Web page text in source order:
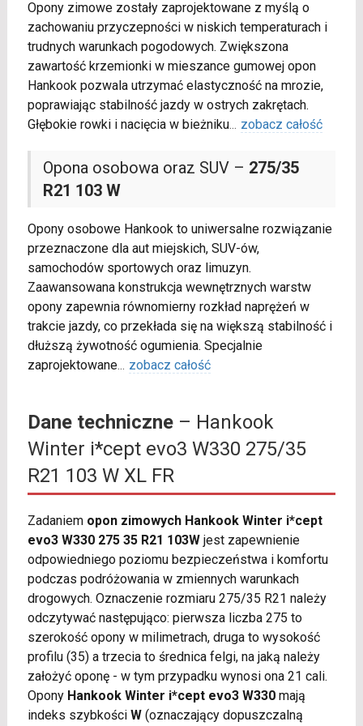
Opony zimowe zostały zaprojektowane z myślą o
zachowaniu przyczepności w niskich temperaturach i
trudnych warunkach pogodowych. Zwiększona
zawartość krzemionki w mieszance gumowej opon
Hankook pozwala utrzymać elastyczność na mrozie,
poprawiając stabilność jazdy w ostrych zakrętach.
Głębokie rowki i nacięcia w bieżniku... zobacz całość
Opona osobowa oraz SUV – 275/35
R21 103 W
Opony osobowe Hankook to uniwersalne rozwiązanie
przeznaczone dla aut miejskich, SUV-ów,
samochodów sportowych oraz limuzyn.
Zaawansowana konstrukcja wewnętrznych warstw
opony zapewnia równomierny rozkład naprężeń w
trakcie jazdy, co przekłada się na większą stabilność i
dłuższą żywotność ogumienia. Specjalnie
zaprojektowane... zobacz całość
Dane techniczne– Hankook
Winter i*cept evo3 W330 275/35
R21 103 W XL FR
Zadaniem opon zimowych Hankook Winter i*cept
evo3 W330 275 35 R21 103Wjest zapewnienie
odpowiedniego poziomu bezpieczeństwa i komfortu
podczas podróżowania w zmiennych warunkach
drogowych. Oznaczenie rozmiaru 275/35 R21 należy
odczytywać następująco: pierwsza liczba 275 to
szerokość opony w milimetrach, druga to wysokość
profilu (35) a trzecia to średnica felgi, na jaką należy
założyć oponę - w tym przypadku wynosi ona 21 cali.
Opony Hankook Winter i*cept evo3 W330mają
indeks szybkości W(oznaczający dopuszczalną